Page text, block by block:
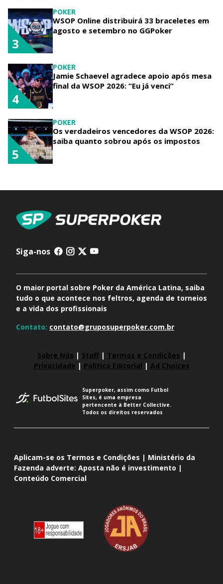
POKER
WSOP Online distribuirá 33 braceletes em
agosto e setembro no GGPoker
3
POKER
Jamie Schaevel agradece apoio após mesa
final da WSOP 2026: “Eu já venci”
4
POKER
Os verdadeiros vencedores da WSOP 2026:
saiba quanto sobrou após os impostos
5
Siga-nos
O maior portal sobre Poker da América Latina, saiba
tudo o que acontece nos feltros, agenda de torneios
e a vida dos profissionais
Contato: contato@gruposuperpoker.com.br
Sobre Nós | Staff| Termos e Condições |
Privacidade | Política Editorial | Ad Choices
Superpoker, assim como Futbol
Sites, é uma empresa
pertencente à Better Collective.
Todos os direitos reservados
Aplicam-se os Termos e Condições | Ministério da
Fazenda adverte: Aposta não é investimento |
Conteúdo Comercial